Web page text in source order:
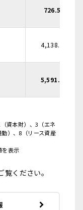
726.5
4,138.1
5,591.1
資本財）、3（エネ
）、8（リース資産
を表示
ください。